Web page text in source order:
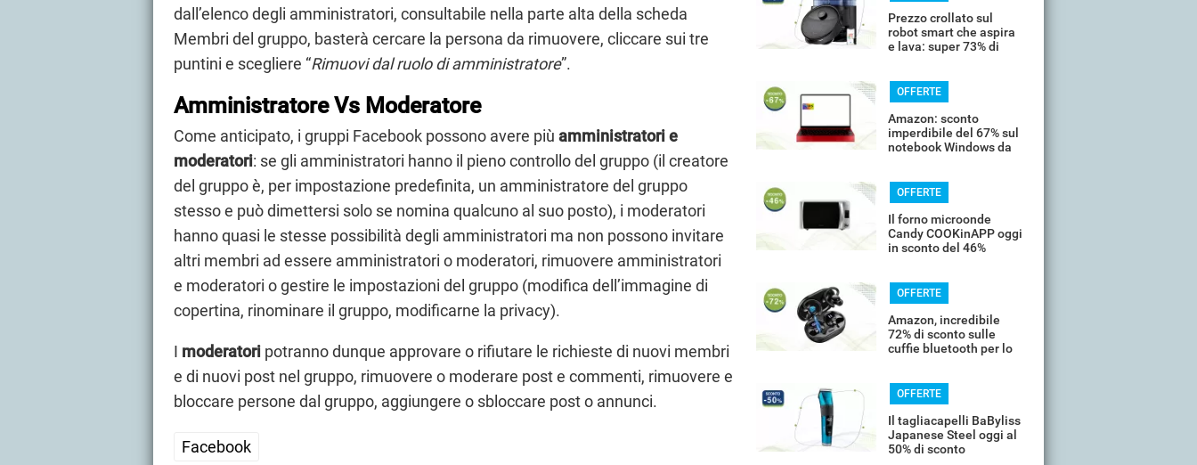
dall’elenco degli amministratori, consultabile nella parte alta della scheda
Membri del gruppo, basterà cercare la persona da rimuovere, cliccare sui tre
puntini e scegliere “Rimuovi dal ruolo di amministratore”.
Amministratore Vs Moderatore
Come anticipato, i gruppi Facebook possono avere più amministratori e
moderatori: se gli amministratori hanno il pieno controllo del gruppo (il creatore
del gruppo è, per impostazione predefinita, un amministratore del gruppo
stesso e può dimettersi solo se nomina qualcuno al suo posto), i moderatori
hanno quasi le stesse possibilità degli amministratori ma non possono invitare
altri membri ad essere amministratori o moderatori, rimuovere amministratori
e moderatori o gestire le impostazioni del gruppo (modifica dell’immagine di
copertina, rinominare il gruppo, modificarne la privacy).
I moderatori potranno dunque approvare o rifiutare le richieste di nuovi membri
e di nuovi post nel gruppo, rimuovere o moderare post e commenti, rimuovere e
bloccare persone dal gruppo, aggiungere o sbloccare post o annunci.
Facebook
Prezzo crollato sul
robot smart che aspira
e lava: super 73% di
OFFERTE
Amazon: sconto
imperdibile del 67% sul
notebook Windows da
OFFERTE
Il forno microonde
Candy COOKinAPP oggi
in sconto del 46%
OFFERTE
Amazon, incredibile
72% di sconto sulle
cuffie bluetooth per lo
OFFERTE
Il tagliacapelli BaByliss
Japanese Steel oggi al
50% di sconto